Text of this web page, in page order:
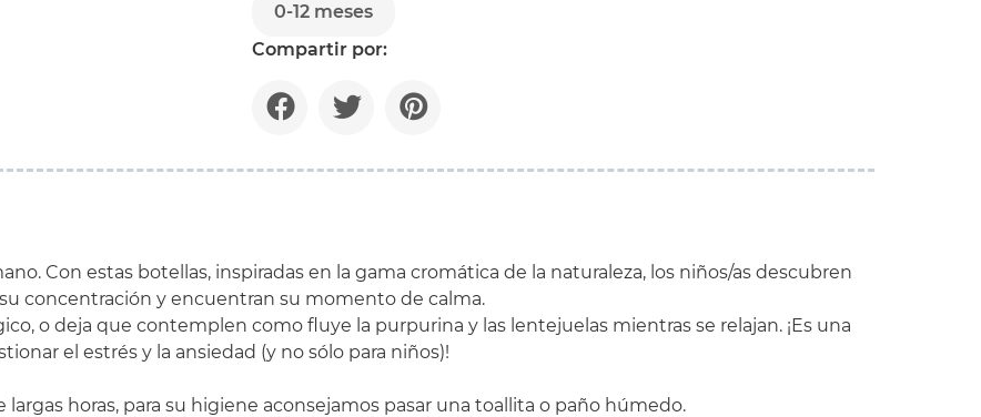
0-12 meses
Compartir por:
Con estas botellas, inspiradas en la gama cromática de la naturaleza, los niños/as descubren
concentración y encuentran su momento de calma.
o deja que contemplen como fluye la purpurina y las lentejuelas mientras se relajan. ¡Es una
el estrés y la ansiedad (y no sólo para niños)!
horas, para su higiene aconsejamos pasar una toallita o paño húmedo.